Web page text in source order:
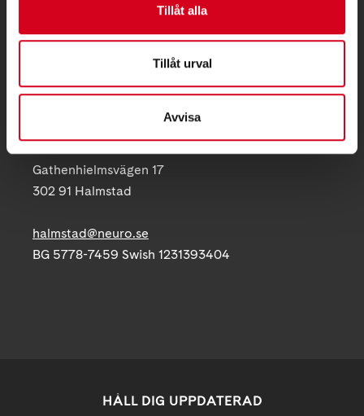
Tillåt alla
Tillåt urval
Avvisa
Gathenhielmsvägen 17, 302 91 Halmstad
Gathenhielmsvägen 17
302 91 Halmstad
halmstad@neuro.se
BG 5778-7459 Swish 1231393404
HÅLL DIG UPPDATERAD